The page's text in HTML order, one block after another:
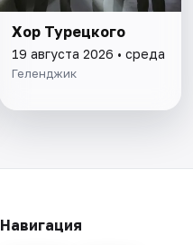
Хор Турецкого
19 августа 2026 • среда
Геленджик
Навигация